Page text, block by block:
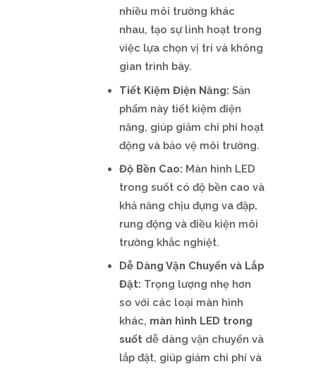
nhiều môi trường khác
nhau, tạo sự linh hoạt trong
việc lựa chọn vị trí và không
gian trình bày.
Tiết Kiệm Điện Năng: Sản
phẩm này tiết kiệm điện
năng, giúp giảm chi phí hoạt
động và bảo vệ môi trường.
Độ Bền Cao: Màn hình LED
trong suốt có độ bền cao và
khả năng chịu đựng va đập,
rung động và điều kiện môi
trường khắc nghiệt.
Dễ Dàng Vận Chuyển và Lắp
Đặt: Trọng lượng nhẹ hơn
so với các loại màn hình
khác, màn hình LED trong
suốtdễ dàng vận chuyển và
lắp đặt, giúp giảm chi phí và